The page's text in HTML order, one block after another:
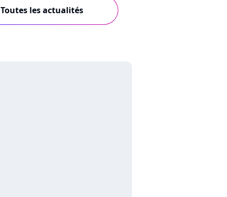
Toutes les actualités